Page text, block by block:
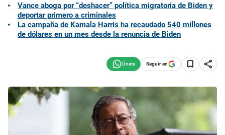
Vance aboga por “deshacer” política migratoria de Biden y
deportar primero a criminales
La campaña de Kamala Harris ha recaudado 540 millones
de dólares en un mes desde la renuncia de Biden
Seguir en